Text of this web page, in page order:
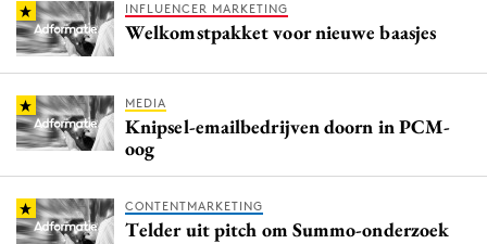
INFLUENCER MARKETING
Welkomstpakket voor nieuwe baasjes
MEDIA
Knipsel-emailbedrijven doorn in PCM-
oog
CONTENTMARKETING
Telder uit pitch om Summo-onderzoek